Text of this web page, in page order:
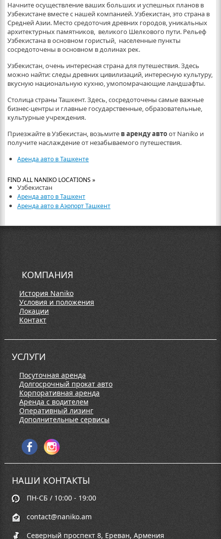
Начните осуществление ваших больших и успешных планов в
Узбекистане вместе с нашей компанией. Узбекистан, это страна в
Средней Азии. Место средоточия древних городов, уникальных
архитектурных памятников, великого Шелкового пути. Рельеф
Узбекистана в основном гористый, населенные пункты
сосредоточены в основном в долинах рек.
Узбекистан, очень интересная страна для путешествия. Здесь
можно найти: следы древних цивилизаций, интересную культуру,
вкусную национальную кухню, умопомрачающие ландшафты.
Столица страны Ташкент. Здесь, сосредоточены самые важные
бизнес-центры и главные государственные, образовательные,
культурные учреждения.
Приезжайте в Узбекистан, возьмите в аренду автоот Naniko и
получите наслаждение от незабываемого путешествия.
Аренда авто в Ташкенте
FIND ALL NANIKO LOCATIONS »
Узбекистан
Аренда авто в Ташкент
Аренда авто в Аэрпорт Ташкент
КОМПАНИЯ
История Naniko
Условия и положения
Локации
Контакт
УСЛУГИ
Посуточная аренда
Долгосрочный прокат авто
Корпоративная аренда
Аренда с водителем
Оперативный лизинг
Дополнительные сервисы
НАШИ КОНТАКТЫ
ПН-СБ / 10:00 - 19:00
contact@naniko.am
Северный проспект 8, Ереван, Армения